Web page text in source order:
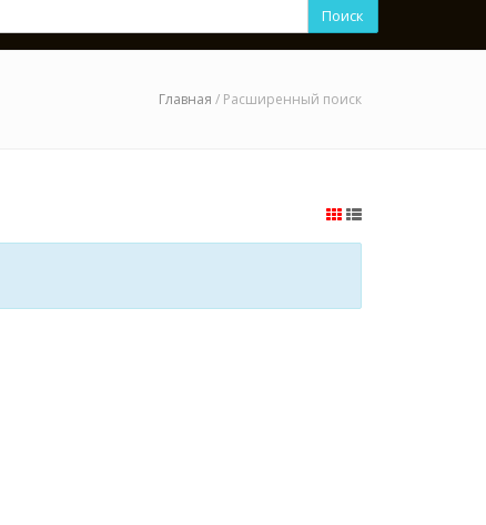
Поиск
Главная / Расширенный поиск